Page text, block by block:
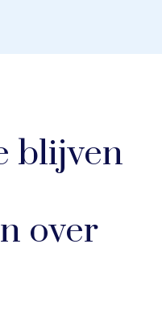
blijven
over